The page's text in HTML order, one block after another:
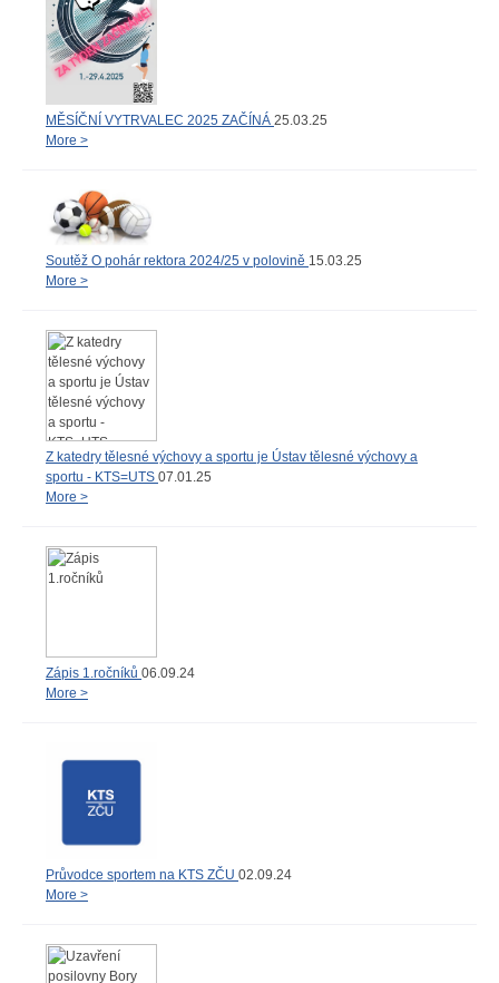
MĚSÍČNÍ VYTRVALEC 2025 ZAČÍNÁ 25.03.25
More >
Soutěž O pohár rektora 2024/25 v polovině 15.03.25
More >
Z katedry tělesné výchovy a sportu je Ústav tělesné výchovy a
sportu - KTS=UTS 07.01.25
More >
Zápis 1.ročníků 06.09.24
More >
Průvodce sportem na KTS ZČU 02.09.24
More >